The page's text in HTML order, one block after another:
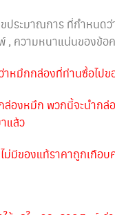
ประมาณการ ที่กำหน
, ความหนาแน่นของข้อ
าหมึกกล่องที่ท่านซื้อไป
องหมึก พวกนี้จะนำก
แล้ว
ม่มีของแท้ราคาถูกเกือ